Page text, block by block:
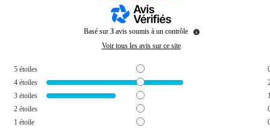
Basé sur 3 avis soumis à un contrôle
Voir tous les avis sur ce site
5 étoiles
4 étoiles
3 étoiles
2 étoiles
1 étoile